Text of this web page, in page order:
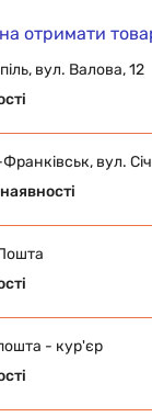
отримати
вул. Валова, 12
вул.
- кур'єр